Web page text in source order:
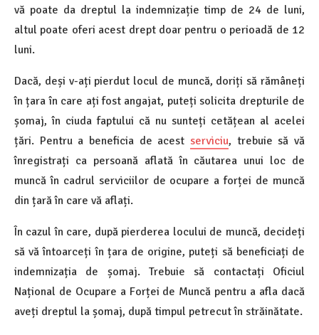
vă poate da dreptul la indemnizație timp de 24 de luni,
altul poate oferi acest drept doar pentru o perioadă de 12
luni.
Dacă, deși v-ați pierdut locul de muncă, doriți să rămâneți
în țara în care ați fost angajat, puteți solicita drepturile de
șomaj, în ciuda faptului că nu sunteți cetățean al acelei
țări. Pentru a beneficia de acest serviciu, trebuie să vă
înregistrați ca persoană aflată în căutarea unui loc de
muncă în cadrul serviciilor de ocupare a forței de muncă
din țară în care vă aflați.
În cazul în care, după pierderea locului de muncă, decideți
să vă întoarceți în țara de origine, puteți să beneficiați de
indemnizația de șomaj. Trebuie să contactați Oficiul
Național de Ocupare a Forței de Muncă pentru a afla dacă
aveți dreptul la șomaj, după timpul petrecut în străinătate.